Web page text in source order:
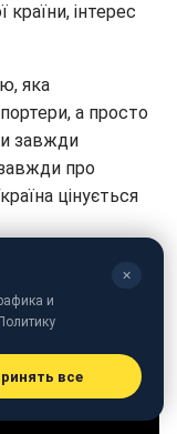
інтерес
яка
а просто
завжди
завжди про
цінується
✕
и
все